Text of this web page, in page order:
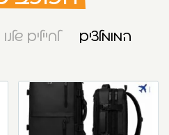
המומלצים לחיילים שלנו